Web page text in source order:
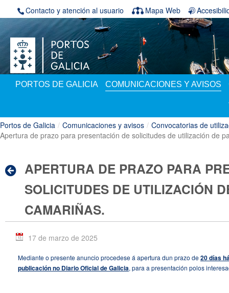
Saltar al contenido
Contacto y atención al usuario Mapa Web
PORTOS DE GALICIA COMUNICACIONES Y AVISOS
Portos de Galicia / Comunicaciones y avisos / Convocatorias de
Apertura de prazo para presentación de solicitudes de utilización de
APERTURA DE PRAZO PARA
SOLICITUDES DE UTILIZACIÓN
CAMARIÑAS.
17 de marzo de 2025
Mediante o presente anuncio procedese á apertura dun prazo de20 días
publicación no Diario Oficial de Galicia, para a presentación polos